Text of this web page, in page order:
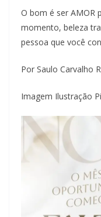
O bom é ser AMOR
momento, beleza
pessoa que você
Por Saulo Carvalho
Imagem Ilustração